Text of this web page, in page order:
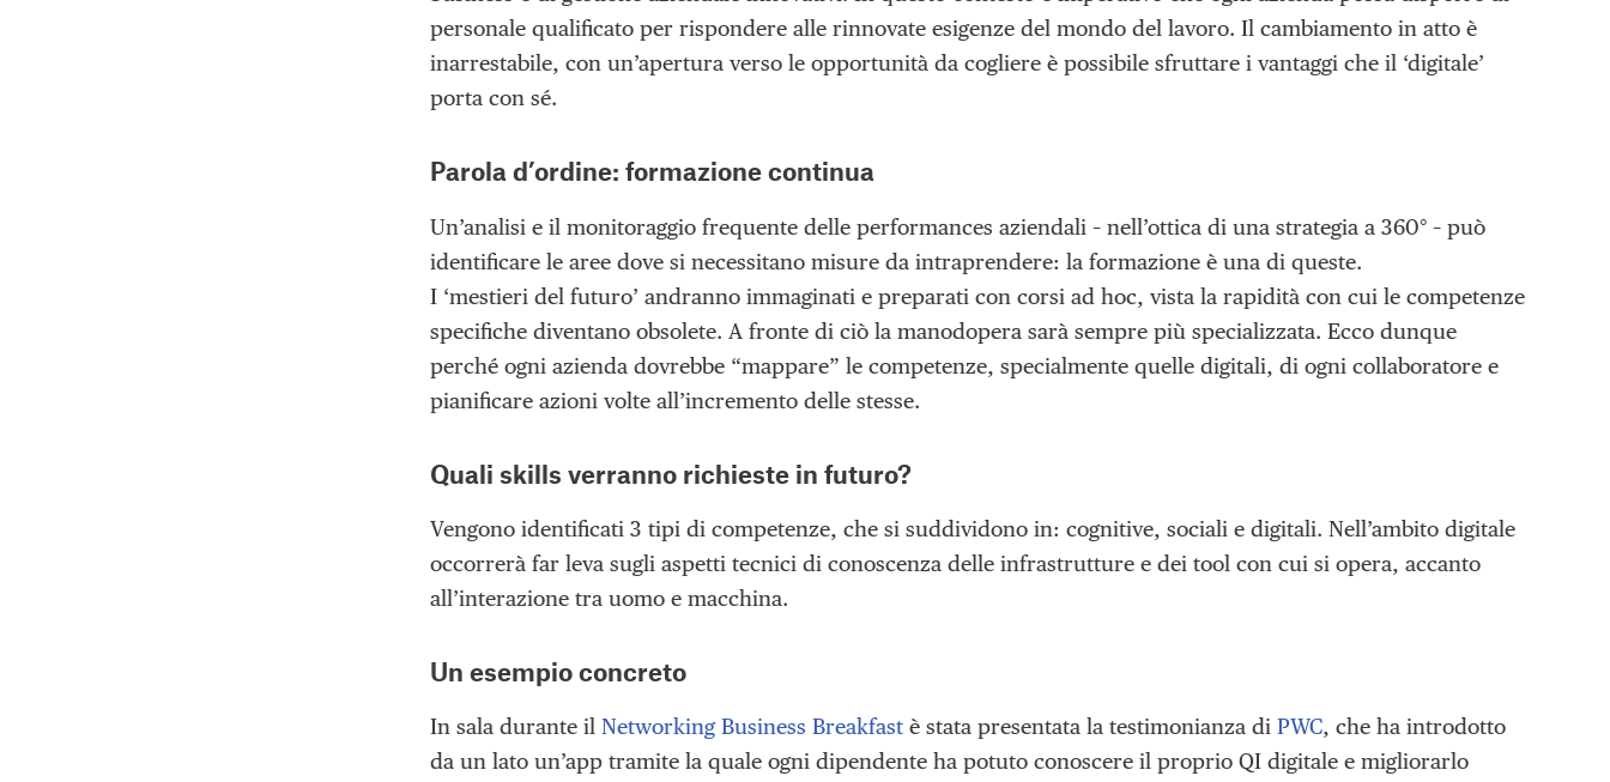
personale qualificato per rispondere alle rinnovate esigenze del mondo del lavoro. Il cambiamento in atto è
inarrestabile, con un’apertura verso le opportunità da cogliere è possibile sfruttare i vantaggi che il ‘digitale’
porta con sé.
Parola d’ordine: formazione continua
Un’analisi e il monitoraggio frequente delle performances aziendali – nell’ottica di una strategia a 360° – può
identificare le aree dove si necessitano misure da intraprendere: la formazione è una di queste.
I ‘mestieri del futuro’ andranno immaginati e preparati con corsi ad hoc, vista la rapidità con cui le competenze
specifiche diventano obsolete. A fronte di ciò la manodopera sarà sempre più specializzata. Ecco dunque
perché ogni azienda dovrebbe “mappare” le competenze, specialmente quelle digitali, di ogni collaboratore e
pianificare azioni volte all’incremento delle stesse.
Quali skills verranno richieste in futuro?
Vengono identificati 3 tipi di competenze, che si suddividono in: cognitive, sociali e digitali. Nell’ambito digitale
occorrerà far leva sugli aspetti tecnici di conoscenza delle infrastrutture e dei tool con cui si opera, accanto
all’interazione tra uomo e macchina.
Un esempio concreto
In sala durante il Networking Business Breakfast è stata presentata la testimonianza di PWC, che ha introdotto
da un lato un’app tramite la quale ogni dipendente ha potuto conoscere il proprio QI digitale e migliorarlo